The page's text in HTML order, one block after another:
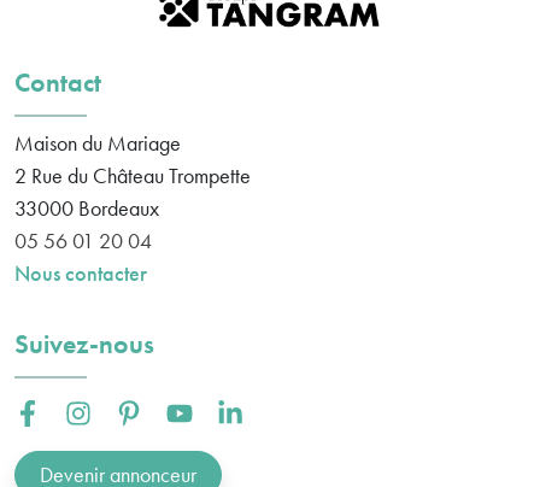
Contact
Maison du Mariage
2 Rue du Château Trompette
33000 Bordeaux
05 56 01 20 04
Nous contacter
Suivez-nous
Facebook :Instagram :Pinterest :Youtube :Linkedin :
Devenir annonceur